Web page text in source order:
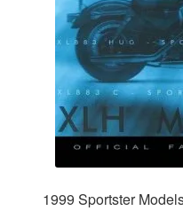
1999 Sportster